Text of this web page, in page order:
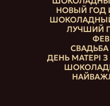
НОВЫЙ ГОД
ЛУЧШИЙ
СВАДЬБА
ДЕНЬ МАТЕРІ З